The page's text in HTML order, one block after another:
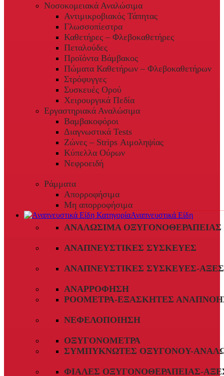
Νοσοκομειακά Αναλώσιμα
Αντιμικροβιακός Τάπητας
Γλωσσοπίεστρα
Καθετήρες – Φλεβοκαθετήρες
Πεταλούδες
Προϊόντα Βάμβακος
Πώματα Καθετήρων – Φλεβοκαθετήρων
Στρόφυγγες
Συσκευές Ορού
Χειρουργικά Πεδία
Εργαστηριακά Αναλώσιμα
Βαμβακοφόροι
Διαγνωστικά Tests
Ζώνες – Strips Αιμοληψίας
Κύπελλα Ούρων
Νεφροειδή
Ράμματα
Απορροφήσιμα
Μη απορροφήσιμα
Αναπνευστικά Είδη
ΑΝΑΛΏΣΙΜΑ ΟΞΥΓΟΝΟΘΕΡΑΠΕΊΑΣ
ΑΝΑΠΝΕΥΣΤΙΚΈΣ ΣΥΣΚΕΥΈΣ
ΑΝΑΠΝΕΥΣΤΙΚΈΣ ΣΥΣΚΕΥΈΣ-
ΑΝΑΡΡΌΦΗΣΗ
ΡΟΌΜΕΤΡΑ-ΕΞΑΣΚΗΤΈΣ
ΝΕΦΕΛΟΠΟΊΗΣΗ
ΟΞΥΓΟΝΌΜΕΤΡΑ
ΣΥΜΠΥΚΝΩΤΈΣ ΟΞΥΓΌΝΟΥ-
ΦΙΆΛΕΣ ΟΞΥΓΟΝΟΘΕΡΑΠΕΊΑΣ-